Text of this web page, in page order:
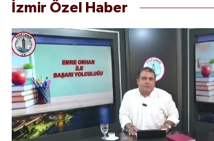
İzmir Özel Haber